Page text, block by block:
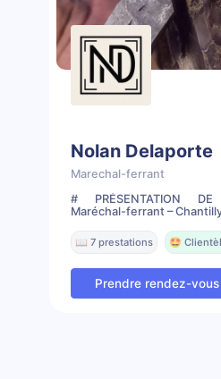
Nolan Delaporte
Marechal-ferrant
# PRÉSENTATION DE
Maréchal-ferrant –
📖 7 prestations 🤩
Prendre rendez-vous